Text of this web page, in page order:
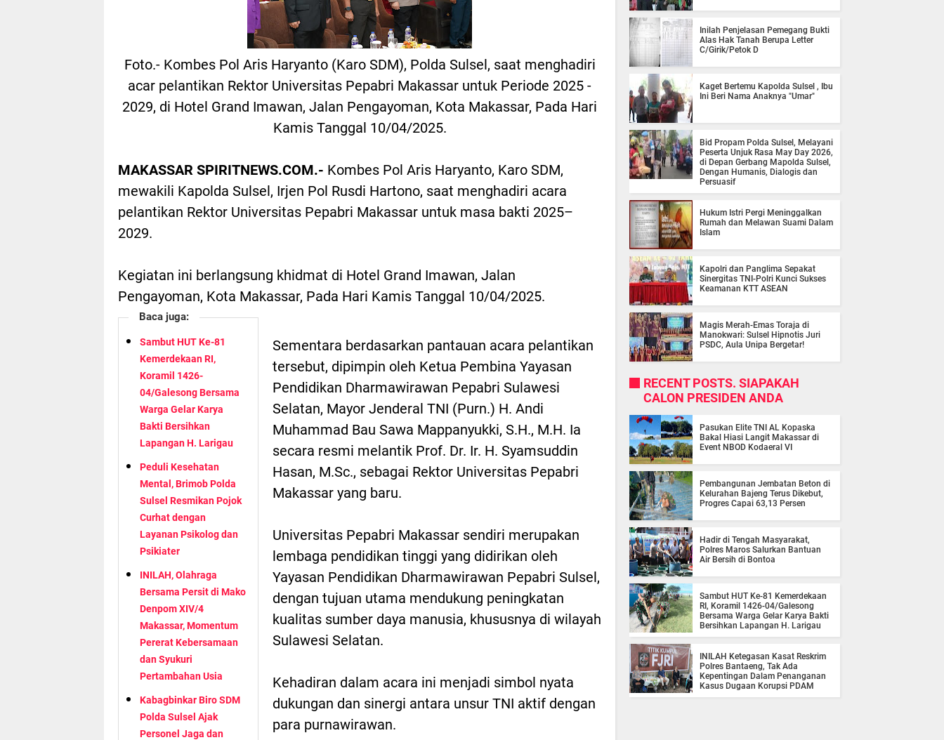
Foto.- Kombes Pol Aris Haryanto (Karo SDM), Polda Sulsel, saat menghadiri
acar pelantikan Rektor Universitas Pepabri Makassar untuk Periode 2025 -
2029, di Hotel Grand Imawan, Jalan Pengayoman, Kota Makassar, Pada Hari
Kamis Tanggal 10/04/2025.
MAKASSAR SPIRITNEWS.COM.- Kombes Pol Aris Haryanto, Karo SDM,
mewakili Kapolda Sulsel, Irjen Pol Rusdi Hartono, saat menghadiri acara
pelantikan Rektor Universitas Pepabri Makassar untuk masa bakti 2025–
2029.
Kegiatan ini berlangsung khidmat di Hotel Grand Imawan, Jalan
Pengayoman, Kota Makassar, Pada Hari Kamis Tanggal 10/04/2025.
Baca juga:
Sambut HUT Ke-81
Kemerdekaan RI,
Koramil 1426-
04/Galesong Bersama
Warga Gelar Karya
Bakti Bersihkan
Lapangan H. Larigau
Peduli Kesehatan
Mental, Brimob Polda
Sulsel Resmikan Pojok
Curhat dengan
Layanan Psikolog dan
Psikiater
INILAH, Olahraga
Bersama Persit di Mako
Denpom XIV/4
Makassar, Momentum
Pererat Kebersamaan
dan Syukuri
Pertambahan Usia
Kabagbinkar Biro SDM
Polda Sulsel Ajak
Personel Jaga dan
Sementara berdasarkan pantauan acara pelantikan
tersebut, dipimpin oleh Ketua Pembina Yayasan
Pendidikan Dharmawirawan Pepabri Sulawesi
Selatan, Mayor Jenderal TNI (Purn.) H. Andi
Muhammad Bau Sawa Mappanyukki, S.H., M.H. Ia
secara resmi melantik Prof. Dr. Ir. H. Syamsuddin
Hasan, M.Sc., sebagai Rektor Universitas Pepabri
Makassar yang baru.
Universitas Pepabri Makassar sendiri merupakan
lembaga pendidikan tinggi yang didirikan oleh
Yayasan Pendidikan Dharmawirawan Pepabri Sulsel,
dengan tujuan utama mendukung peningkatan
kualitas sumber daya manusia, khususnya di wilayah
Sulawesi Selatan.
Kehadiran dalam acara ini menjadi simbol nyata
dukungan dan sinergi antara unsur TNI aktif dengan
para purnawirawan.
Inilah Penjelasan Pemegang Bukti
Alas Hak Tanah Berupa Letter
C/Girik/Petok D
Kaget Bertemu Kapolda Sulsel , Ibu
Ini Beri Nama Anaknya "Umar"
Bid Propam Polda Sulsel, Melayani
Peserta Unjuk Rasa May Day 2026,
di Depan Gerbang Mapolda Sulsel,
Dengan Humanis, Dialogis dan
Persuasif
Hukum Istri Pergi Meninggalkan
Rumah dan Melawan Suami Dalam
Islam
Kapolri dan Panglima Sepakat
Sinergitas TNI-Polri Kunci Sukses
Keamanan KTT ASEAN
Magis Merah-Emas Toraja di
Manokwari: Sulsel Hipnotis Juri
PSDC, Aula Unipa Bergetar!
RECENT POSTS. SIAPAKAH
CALON PRESIDEN ANDA
Pasukan Elite TNI AL Kopaska
Bakal Hiasi Langit Makassar di
Event NBOD Kodaeral VI
Pembangunan Jembatan Beton di
Kelurahan Bajeng Terus Dikebut,
Progres Capai 63,13 Persen
Hadir di Tengah Masyarakat,
Polres Maros Salurkan Bantuan
Air Bersih di Bontoa
Sambut HUT Ke-81 Kemerdekaan
RI, Koramil 1426-04/Galesong
Bersama Warga Gelar Karya Bakti
Bersihkan Lapangan H. Larigau
INILAH Ketegasan Kasat Reskrim
Polres Bantaeng, Tak Ada
Kepentingan Dalam Penanganan
Kasus Dugaan Korupsi PDAM